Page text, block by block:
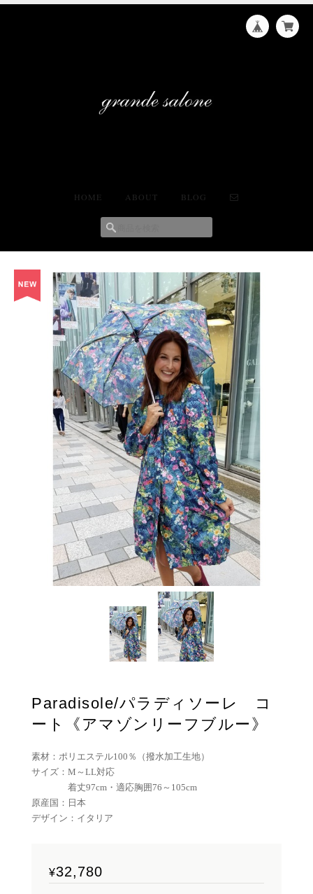
HOME ABOUT BLOG
Paradisole/パラディソーレ コ
ート《アマゾンリーフブルー》
素材：ポリエステル100％（撥水加工生地）
サイズ：M～LL対応
着丈97cm・適応胸囲76～105cm
原産国：日本
デザイン：イタリア
¥32,780